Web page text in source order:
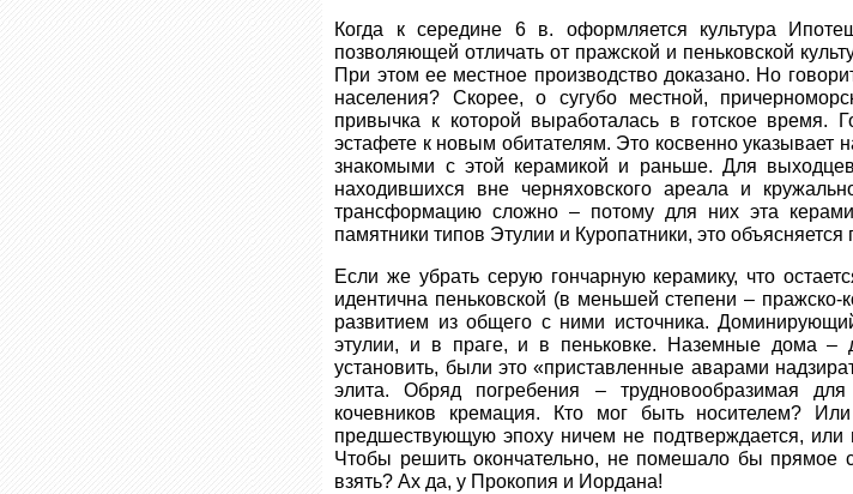
Когда к середине 6 в. оформляется культура
позволяющей отличать от пражской и пеньковской
При этом ее местное производство доказано. Но
населения? Скорее, о сугубо местной,
привычка к которой выработалась в готское
эстафете к новым обитателям. Это косвенно указывает
знакомыми с этой керамикой и раньше. Для
находившихся вне черняховского ареала и
трансформацию сложно – потому для них эта
памятники типов Этулии и Куропатники, это объясняется
Если же убрать серую гончарную керамику, что
идентична пеньковской (в меньшей степени –
развитием из общего с ними источника.
этулии, и в праге, и в пеньковке. Наземные дома –
установить, были это «приставленные аварами
элита. Обряд погребения – трудновообразимая
кочевников кремация. Кто мог быть носителем?
предшествующую эпоху ничем не подтверждается, или
Чтобы решить окончательно, не помешало бы прямое
взять? Ах да, у Прокопия и Иордана!